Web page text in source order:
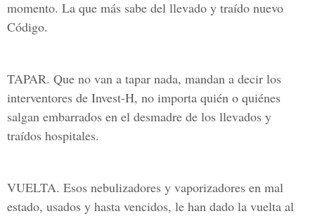
momento. La que más sabe del llevado y traído nuevo
Código.
TAPAR. Que no van a tapar nada, mandan a decir los
interventores de Invest-H, no importa quién o quiénes
salgan embarrados en el desmadre de los llevados y
traídos hospitales.
VUELTA. Esos nebulizadores y vaporizadores en mal
estado, usados y hasta vencidos, le han dado la vuelta al